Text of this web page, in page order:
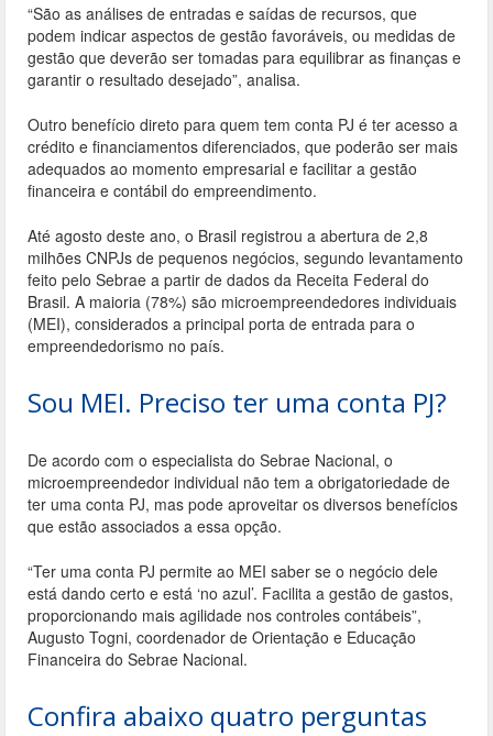
“São as análises de entradas e saídas de recursos, que
podem indicar aspectos de gestão favoráveis, ou medidas de
gestão que deverão ser tomadas para equilibrar as finanças e
garantir o resultado desejado”, analisa.
Outro benefício direto para quem tem conta PJ é ter acesso a
crédito e financiamentos diferenciados, que poderão ser mais
adequados ao momento empresarial e facilitar a gestão
financeira e contábil do empreendimento.
Até agosto deste ano, o Brasil registrou a abertura de 2,8
milhões CNPJs de pequenos negócios, segundo levantamento
feito pelo Sebrae a partir de dados da Receita Federal do
Brasil. A maioria (78%) são microempreendedores individuais
(MEI), considerados a principal porta de entrada para o
empreendedorismo no país.
Sou MEI. Preciso ter uma conta PJ?
De acordo com o especialista do Sebrae Nacional, o
microempreendedor individual não tem a obrigatoriedade de
ter uma conta PJ, mas pode aproveitar os diversos benefícios
que estão associados a essa opção.
“Ter uma conta PJ permite ao MEI saber se o negócio dele
está dando certo e está ‘no azul’. Facilita a gestão de gastos,
proporcionando mais agilidade nos controles contábeis”,
Augusto Togni, coordenador de Orientação e Educação
Financeira do Sebrae Nacional.
Confira abaixo quatro perguntas